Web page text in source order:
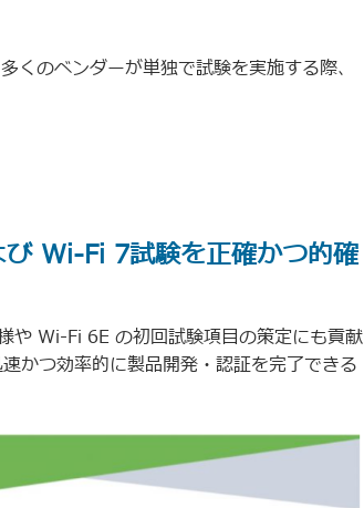
のベンダーが単独で試験を実施する際、
Wi-Fi 7試験を正確かつ的確
や Wi-Fi 6E の初回試験項目の策定にも貢献
かつ効率的に製品開発・認証を完了できる